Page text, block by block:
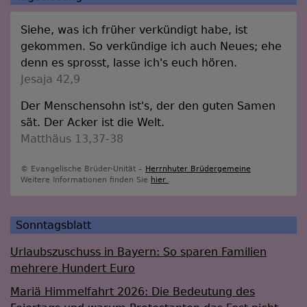
Siehe, was ich früher verkündigt habe, ist
gekommen. So verkündige ich auch Neues; ehe
denn es sprosst, lasse ich's euch hören.
Jesaja 42,9
Der Menschensohn ist's, der den guten Samen
sät. Der Acker ist die Welt.
Matthäus 13,37-38
© Evangelische Brüder-Unität – Herrnhuter Brüdergemeine
Weitere Informationen finden Sie hier .
Sonntagsblatt
Urlaubszuschuss in Bayern: So sparen Familien
mehrere Hundert Euro
Mariä Himmelfahrt 2026: Die Bedeutung des